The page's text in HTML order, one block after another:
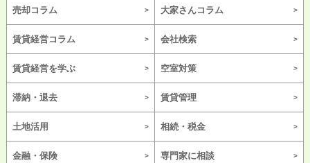
売却コラム 大家さんコラム
賃貸経営コラム 会社検索
賃貸経営を学ぶ 空室対策
滞納・退去 賃貸管理
土地活用 相続・税金
金融・保険 専門家に相談